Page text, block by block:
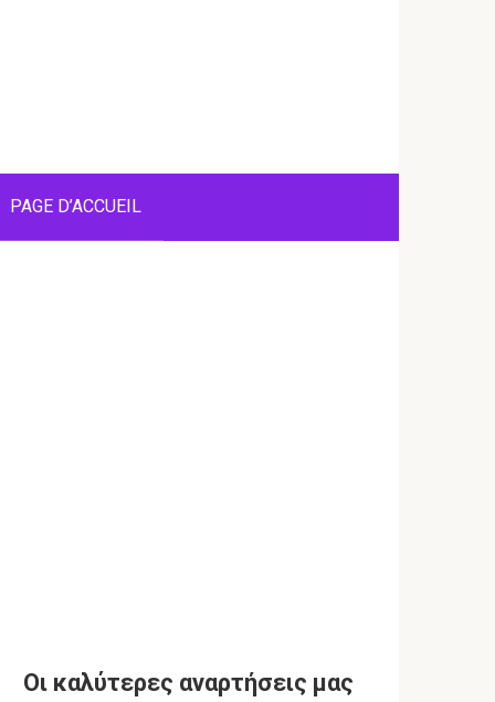
PAGE D’ACCUEIL
Οι καλύτερες αναρτήσεις μας